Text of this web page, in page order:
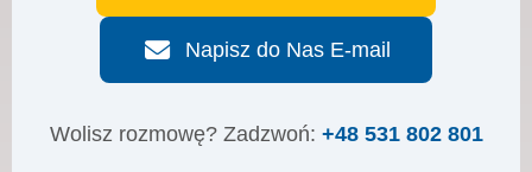
Napisz do Nas E-mail
Wolisz rozmowę? Zadzwoń: +48 531 802 801